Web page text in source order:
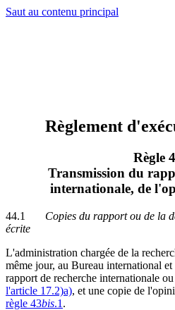
Saut au contenu principal
Règlement
Règle
Transmission du
internationale, de
44.1 Copies du rapport ou de la
écrite
L'administration chargée de la
même jour, au Bureau international
rapport de recherche internationale
l'article 17.2)a), et une copie de
règle 43bis.1 .